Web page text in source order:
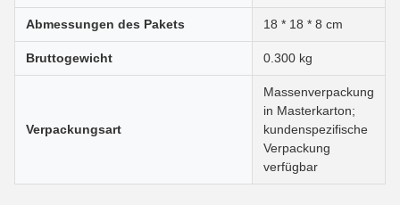
Abmessungen des Pakets 18 * 18 * 8 cm
Bruttogewicht 0.300 kg
Verpackungsart
Massenverpackung
in Masterkarton;
kundenspezifische
Verpackung
verfügbar